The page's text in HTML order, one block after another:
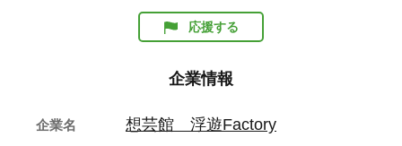
応援する
企業情報
企業名 想芸館 浮遊Factory